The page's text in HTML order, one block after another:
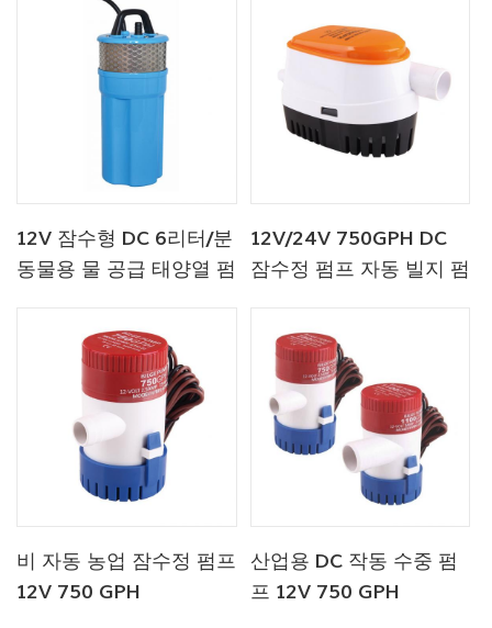
12V 잠수형 DC 6리터/분
동물용 물 공급 태양열 펌
12V/24V 750GPH DC
잠수정 펌프 자동 빌지 펌
비 자동 농업 잠수정 펌프
12V 750 GPH
산업용 DC 작동 수중 펌
프 12V 750 GPH